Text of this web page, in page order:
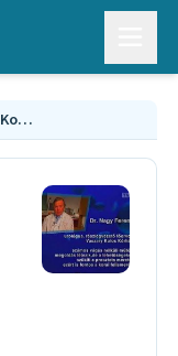
Dr. Nagy Ferenc Urológus Komárom-Esztergom megye